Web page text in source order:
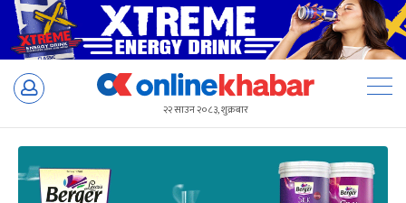
Skip
२२ साउन २०८३, शुक्रबार